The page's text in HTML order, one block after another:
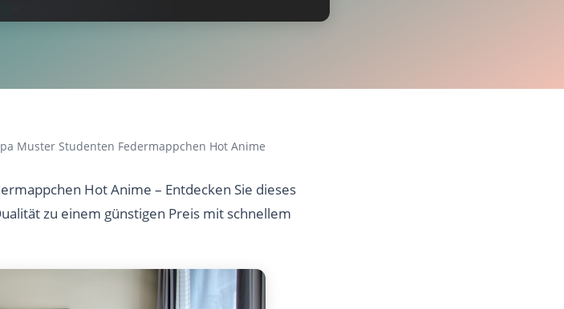
Muster Studenten Federmappchen Hot Anime
Hot Anime – Entdecken Sie dieses
zu einem günstigen Preis mit schnellem